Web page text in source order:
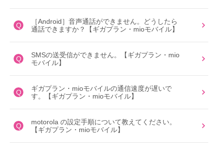
Q
［Android］音声通話ができません。どうしたら
通話できますか？【ギガプラン・mioモバイル】
Q
SMSの送受信ができません。【ギガプラン・mio
モバイル】
Q
ギガプラン・mioモバイルの通信速度が遅いで
す。【ギガプラン・mioモバイル】
Q
motorola の設定手順について教えてください。
【ギガプラン・mioモバイル】